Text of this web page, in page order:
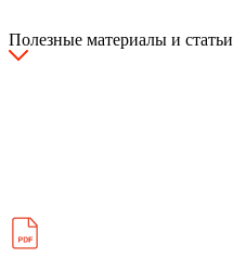
Полезные материалы и статьи